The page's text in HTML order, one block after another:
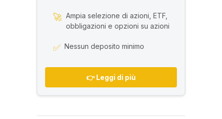
🚀 Ampia selezione di azioni, ETF,
obbligazioni e opzioni su azioni
✅ Nessun deposito minimo
👉 Leggi di più